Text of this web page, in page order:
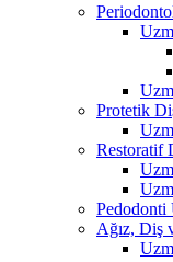
Protetik
Restoratif
Pedodonti
Ağız, Diş